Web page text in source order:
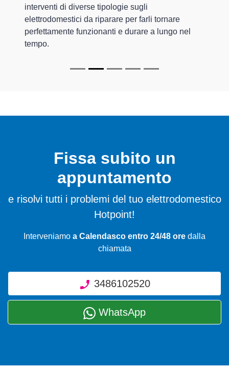
interventi di diverse tipologie sugli
elettrodomestici da riparare per farli tornare
perfettamente funzionanti e durare a lungo nel
tempo.
Fissa subito un
appuntamento
e risolvi tutti i problemi del tuo elettrodomestico
Hotpoint!
Interveniamo a Calendasco entro 24/48 ore dalla
chiamata
3486102520
WhatsApp